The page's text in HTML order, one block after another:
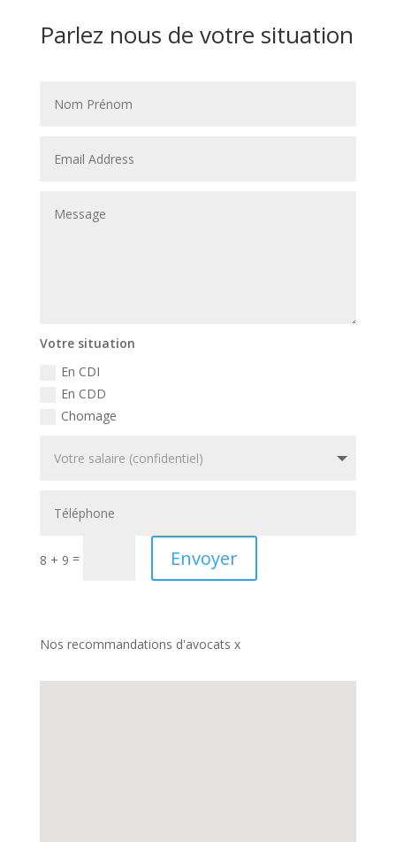
Parlez nous de votre situation
Votre situation
En CDI
En CDD
Chomage
8 + 9 = Envoyer
Nos recommandations d'avocats x